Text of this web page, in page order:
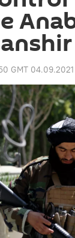
GMT 04.09.2021